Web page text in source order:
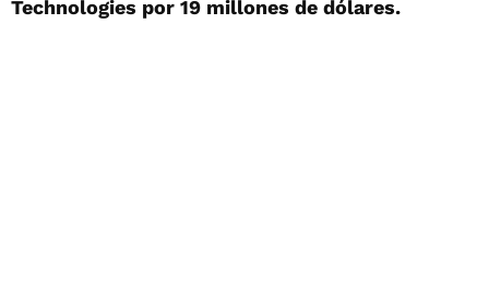
Technologies por 19 millones de dólares.